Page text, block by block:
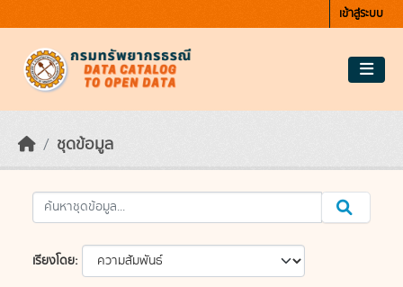
เข้าสู่ระบบ
ชุดข้อมูล
เรียงโดย